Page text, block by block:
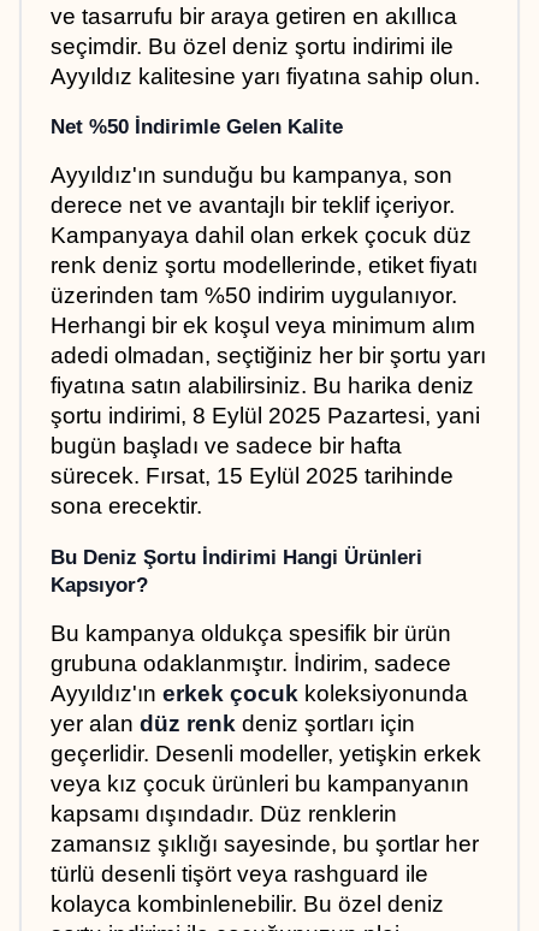
ve tasarrufu bir araya getiren en akıllıca
seçimdir. Bu özel deniz şortu indirimi ile
Ayyıldız kalitesine yarı fiyatına sahip olun.
Net %50 İndirimle Gelen Kalite
Ayyıldız'ın sunduğu bu kampanya, son
derece net ve avantajlı bir teklif içeriyor.
Kampanyaya dahil olan erkek çocuk düz
renk deniz şortu modellerinde, etiket fiyatı
üzerinden tam %50 indirim uygulanıyor.
Herhangi bir ek koşul veya minimum alım
adedi olmadan, seçtiğiniz her bir şortu yarı
fiyatına satın alabilirsiniz. Bu harika deniz
şortu indirimi, 8 Eylül 2025 Pazartesi, yani
bugün başladı ve sadece bir hafta
sürecek. Fırsat, 15 Eylül 2025 tarihinde
sona erecektir.
Bu Deniz Şortu İndirimi Hangi Ürünleri
Kapsıyor?
Bu kampanya oldukça spesifik bir ürün
grubuna odaklanmıştır. İndirim, sadece
Ayyıldız'ın erkek çocuk koleksiyonunda
yer alan düz renk deniz şortları için
geçerlidir. Desenli modeller, yetişkin erkek
veya kız çocuk ürünleri bu kampanyanın
kapsamı dışındadır. Düz renklerin
zamansız şıklığı sayesinde, bu şortlar her
türlü desenli tişört veya rashguard ile
kolayca kombinlenebilir. Bu özel deniz